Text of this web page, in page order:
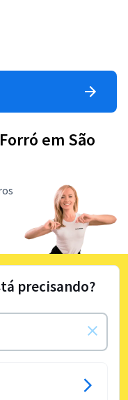
em São
precisando?